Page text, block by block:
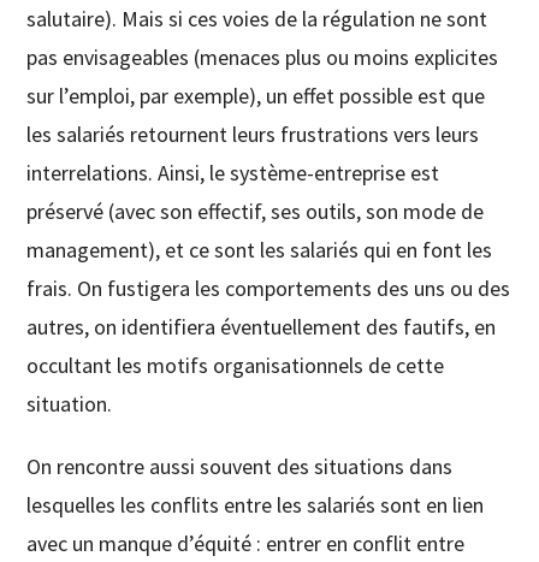
salutaire). Mais si ces voies de la régulation ne sont
pas envisageables (menaces plus ou moins explicites
sur l’emploi, par exemple), un effet possible est que
les salariés retournent leurs frustrations vers leurs
interrelations. Ainsi, le système-entreprise est
préservé (avec son effectif, ses outils, son mode de
management), et ce sont les salariés qui en font les
frais. On fustigera les comportements des uns ou des
autres, on identifiera éventuellement des fautifs, en
occultant les motifs organisationnels de cette
situation.
On rencontre aussi souvent des situations dans
lesquelles les conflits entre les salariés sont en lien
avec un manque d’équité : entrer en conflit entre